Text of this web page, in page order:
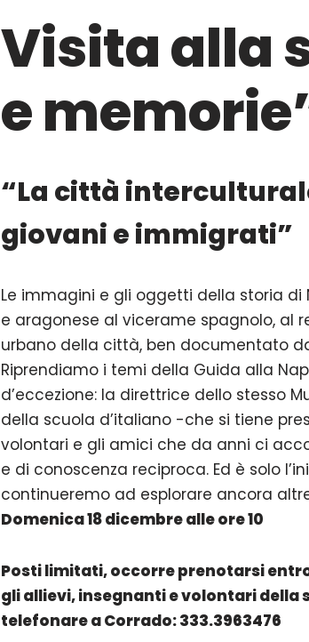
Visita alla
e
“La città
giovani e immigrati”
Le immagini e gli oggetti della storia
e aragonese al vicerame spagnolo, al
urbano della città, ben documentato
Riprendiamo i temi della Guida alla
d’eccezione: la direttrice dello stesso
della scuola d’italiano -che si tiene
volontari e gli amici che da anni ci
e di conoscenza reciproca. Ed è solo
continueremo ad esplorare ancora
Domenica 18 dicembre alle ore 10
Posti limitati, occorre prenotarsi
gli allievi, insegnanti e volontari della
telefonare a Corrado: 333.3963476